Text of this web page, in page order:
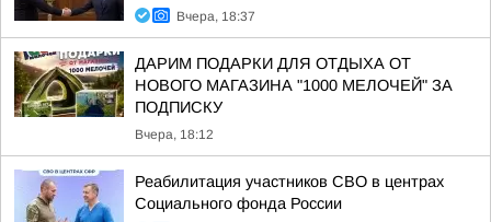
Вчера, 18:37
ДАРИМ ПОДАРКИ ДЛЯ ОТДЫХА ОТ
НОВОГО МАГАЗИНА "1000 МЕЛОЧЕЙ" ЗА
ПОДПИСКУ
Вчера, 18:12
Реабилитация участников СВО в центрах
Социального фонда России